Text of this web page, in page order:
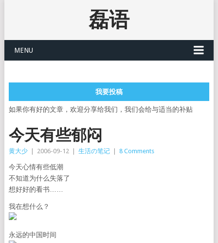
磊语
MENU
我要投稿
如果你有好的文章，欢迎分享给我们，我们会给与适当的补贴
今天有些郁闷
黄大少 2006-09-12 生活の笔记 8 Comments
今天心情有些低潮
不知道为什么失落了
想好好的看书……
我在想什么？
永远的中国时间